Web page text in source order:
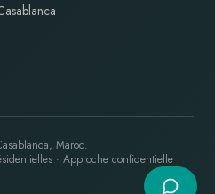
Maroc.
· Approche confidentielle